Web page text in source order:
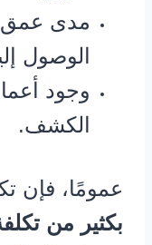
مدى عمق
الوصول
وجود
الكشف.
عمومًا، فإن
بكثير من